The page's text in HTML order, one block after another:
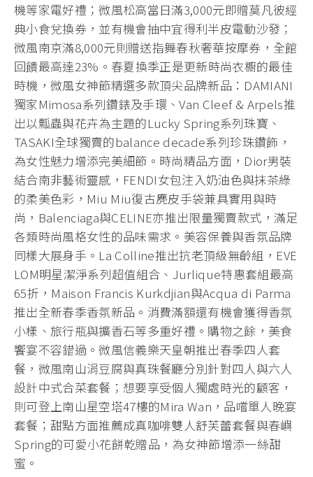
機等家電好禮；微風松高當日滿3,000元即贈莫凡彼經
典小食兌換券，並有機會抽中宜得利半皮電動沙發；
微風南京滿8,000元則贈送指舞春秋奢華按摩券，全館
回饋最高達23%。春夏換季正是更新時尚衣櫥的最佳
時機，微風女神節精選多款頂尖品牌新品：DAMIANI
獨家Mimosa系列鑽錶及手環、Van Cleef & Arpels推
出以瓢蟲與花卉為主題的Lucky Spring系列珠寶、
TASAKI全球獨賣的balance decade系列珍珠鑽飾，
為女性魅力增添完美細節。時尚精品方面，Dior男裝
結合南非藝術靈感，FENDI女包注入奶油色與抹茶綠
的柔美色彩，Miu Miu復古麂皮手袋兼具實用與時
尚，Balenciaga與CELINE亦推出限量獨賣款式，滿足
各類時尚風格女性的品味需求。美容保養與香氛品牌
同樣大展身手。La Colline推出抗老頂級無齡組，EVE
LOM明星潔淨系列超值組合、Jurlique特惠套組最高
65折，Maison Francis Kurkdjian與Acqua di Parma
推出全新春季香氛新品。消費滿額還有機會獲得香氛
小樣、旅行瓶與擴香石等多重好禮。購物之餘，美食
饗宴不容錯過。微風信義樂天皇朝推出春季四人套
餐，微風南山涓豆腐與真珠餐廳分別針對四人與六人
設計中式合菜套餐；想要享受個人獨處時光的顧客，
則可登上南山星空塔47樓的Mira Wan，品嚐單人晚宴
套餐；甜點方面推薦成真咖啡雙人舒芙蕾套餐與春嶼
Spring的可愛小花餅乾贈品，為女神節增添一絲甜
蜜。